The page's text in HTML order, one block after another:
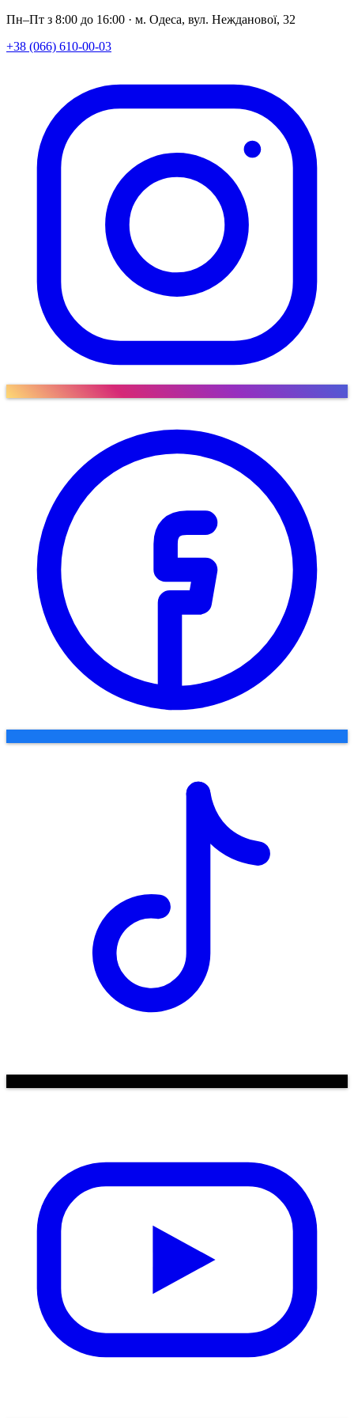
Пн–Пт з 8:00 до 16:00 · м. Одеса, вул. Нежданової, 32
+38 (066) 610-00-03